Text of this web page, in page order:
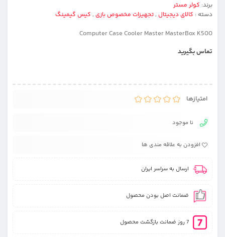
برند: کولر مستر
دسته : کالای دیجیتال ,تجهیزات مخصوص بازی , کیس گیمینگ
Computer Case Cooler Master MasterBox K500
تماس بگیرید
امتیازها
نا موجود
افزودن به علاقه مندی ها
ارسال به سراسر ایران
ضمانت اصل بودن محصول
7 روز ضمانت بازگشت محصول